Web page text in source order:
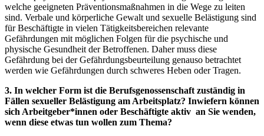
welche geeigneten Präventionsmaßnahmen in die Wege zu leiten
sind. Verbale und körperliche Gewalt und sexuelle Belästigung sind
für Beschäftigte in vielen Tätigkeitsbereichen relevante
Gefährdungen mit möglichen Folgen für die psychische und
physische Gesundheit der Betroffenen. Daher muss diese
Gefährdung bei der Gefährdungsbeurteilung genauso betrachtet
werden wie Gefährdungen durch schweres Heben oder Tragen.
3. In welcher Form ist die Berufsgenossenschaft zuständig in
Fällen sexueller Belästigung am Arbeitsplatz? Inwiefern können
sich Arbeitgeber*innen oder Beschäftigte aktiv an Sie wenden,
wenn diese etwas tun wollen zum Thema?